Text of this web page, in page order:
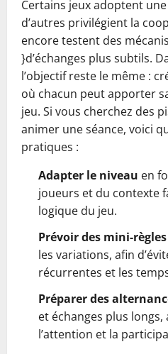
Certains jeux adoptent
d’autres privilégient la
encore testent des
}d’échanges plus subtils.
l’objectif reste le même :
où chacun peut apporter
jeu. Si vous cherchez des
animer une séance, voici
pratiques :
Adapter le niveau en
joueurs et du contexte
logique du jeu.
Prévoir des mini-
les variations, afin
récurrentes et les
Préparer des
et échanges plus
l’attention et la